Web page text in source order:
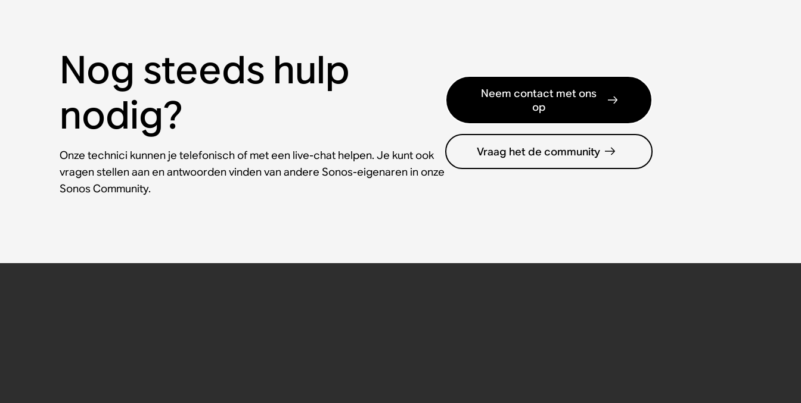
Nog steeds hulp
nodig?
Onze technici kunnen je telefonisch of met een live-chat helpen. Je kunt ook
vragen stellen aan en antwoorden vinden van andere Sonos-eigenaren in onze
Sonos Community.
Neem contact met ons
op
Vraag het de community